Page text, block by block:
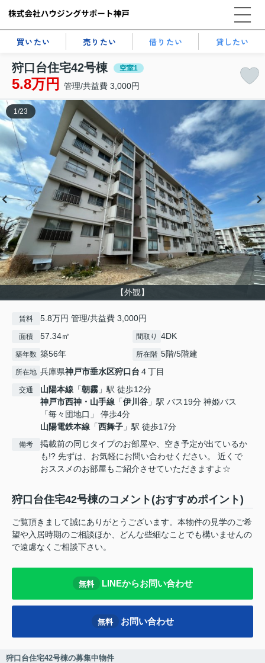
買いたい 売りたい 借りたい 貸したい
狩口台住宅42号棟 空室1
5.8万円 管理/共益費 3,000円
【外観】
1/23
賃料 5.8万円 管理/共益費 3,000円
面積 57.34㎡ 間取り 4DK
築年数 築56年 所在階 5階/5階建
所在地 兵庫県神戸市垂水区狩口台 ４丁目
交通 山陽本線 「朝霧 」駅 徒歩12分
神戸市西神・山手線 「伊川谷 」駅 バス19分 神姫バス
「毎々団地口」 停歩4分
山陽電鉄本線 「西舞子 」駅 徒歩17分
備考
掲載前の同じタイプのお部屋や、空き予定が出ているか
も!? 先ずは、お気軽にお問い合わせください。 近くで
おススメのお部屋もご紹介させていただきますよ☆
狩口台住宅42号棟のコメント(おすすめポイント)
ご覧頂きまして誠にありがとうございます。本物件の見学のご希
望や入居時期のご相談ほか、どんな些細なことでも構いませんの
で遠慮なくご相談下さい。
無料 LINEからお問い合わせ
無料 お問い合わせ
狩口台住宅42号棟の募集中物件